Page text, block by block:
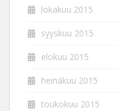
lokakuu 2015
syyskuu 2015
elokuu 2015
heinäkuu 2015
toukokuu 2015